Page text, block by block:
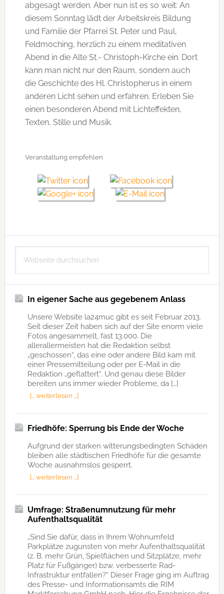
abgesagt werden. Aber nun ist es so weit: An
diesem Sonntag lädt der Arbeitskreis Bildung
und Familie der Pfarrei St. Peter und Paul,
Feldmoching, herzlich zu einem meditativen
Abend in die Alte St.- Christoph-Kirche ein. Dort
kann man nicht nur den Raum, sondern auch
die Geschichte des Hl. Christopherus in einem
anderen Licht sehen und erfahren. Erleben Sie
einen besonderen Abend mit Lichteffekten,
Texten, Stille und Musik.
Veranstaltung empfehlen
Seitenspalte
durchsuchen
In eigener Sache aus gegebenem Anlass
Unsere Website la24muc gibt es seit Februar 2013.
Seit dieser Zeit haben sich auf der Site enorm viele
Fotos angesammelt, fast 13.000. Die
allerallermeisten hat die Redaktion selbst
„geschossen“, das eine oder andere Bild kam mit
einer Pressemitteilung oder per E-Mail in die
Redaktion „geflattert“. Und genau diese Bilder
bereiten uns immer wieder Probleme, da […]
[… weiterlesen …]
Friedhöfe: Sperrung bis Ende der Woche
Aufgrund der starken witterungsbedingten Schäden
bleiben alle städtischen Friedhöfe für die gesamte
Woche ausnahmslos gesperrt.
[… weiterlesen …]
Umfrage: Straßenumnutzung für mehr
Aufenthaltsqualität
„Sind Sie dafür, dass in Ihrem Wohnumfeld
Parkplätze zugunsten von mehr Aufenthaltsqualität
(z. B. mehr Grün, Spielflächen und Sitzplätze, mehr
Platz für Fußgänger) bzw. verbesserte Rad-
Infrastruktur entfallen?“ Dieser Frage ging im Auftrag
des Presse- und Informationsamts die RIM